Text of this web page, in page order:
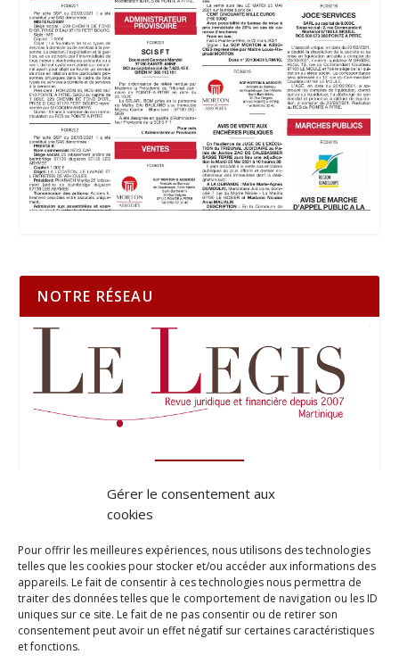
Gérer le consentement aux
cookies
Pour offrir les meilleures expériences, nous utilisons des technologies
telles que les cookies pour stocker et/ou accéder aux informations des
appareils. Le fait de consentir à ces technologies nous permettra de
traiter des données telles que le comportement de navigation ou les ID
uniques sur ce site. Le fait de ne pas consentir ou de retirer son
consentement peut avoir un effet négatif sur certaines caractéristiques
et fonctions.
NOTRE RÉSEAU